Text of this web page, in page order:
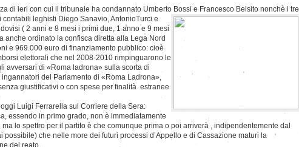
di ieri con cui il tribunale ha condannato Umberto Bossi e Francesco Belsito nonchè i tre
contabili leghisti Diego Sanavio, AntonioTurci e
( 2 anni e 8 mesi i primi due, 1 anno e 9 mesi
anche ordinato la confisca diretta alla Lega Nord
e 969.000 euro di finanziamento pubblico: cioè
elettorali che nel 2008-2010 rimpinguarono le
avversari di «Roma ladrona» sulla scorta di
del Parlamento di «Roma Ladrona»,
giustificativi o con spese per finalità estranee
Luigi Ferrarella sul Corriere della Sera:
essendo in primo grado, non è immediatamente
ma lo spettro per il partito è che comunque prima o poi arriverà , indipendentemente dal
possibile) che nelle more dei futuri processi d’Appello e di Cassazione maturi la
del reato.